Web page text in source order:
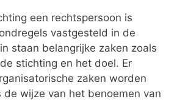
een rechtspersoon is
vastgesteld in de
staan belangrijke zaken zoals
stichting en het doel. Er
zaken worden
de wijze van het benoemen van